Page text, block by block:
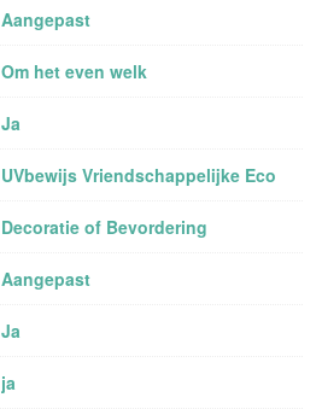
Aangepast
Om het even welk
Ja
UVbewijs Vriendschappelijke Eco
Decoratie of Bevordering
Aangepast
Ja
ja